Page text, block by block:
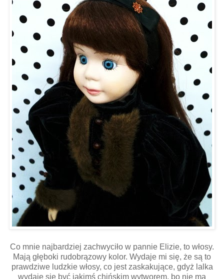
Co mnie najbardziej zachwyciło w pannie Elizie, to włosy.
Mają głęboki rudobrązowy kolor. Wydaje mi się, że są to
prawdziwe ludzkie włosy, co jest zaskakujące, gdyż lalka
wydaje się być jakimś chińskim wytworem, bo nie ma